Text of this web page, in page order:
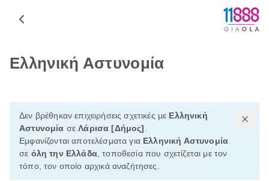
Ελληνική Αστυνομία
Δεν βρέθηκαν επιχειρήσεις σχετικές με Ελληνική
Αστυνομία σεΛάρισα [Δήμος]
Εμφανίζονται αποτελέσματα για Ελληνική Αστυνομία
σε όλη την Ελλάδα, τοποθεσία που σχετίζεται με τον
τόπο, τον οποίο αρχικά αναζήτησες.